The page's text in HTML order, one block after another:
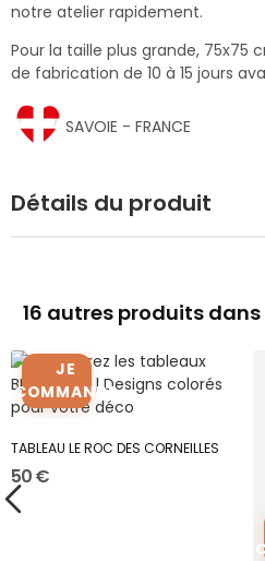
notre atelier rapidement.
Pour la taille plus grande, 75x75
de fabrication de 10 à 15 jours
SAVOIE - FRANCE
Détails du produit
16 autres produits
JE
COMMANDE
TABLEAU LE ROC DES CORNEILLES
50 €